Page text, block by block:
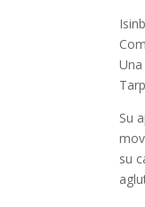
Su
su